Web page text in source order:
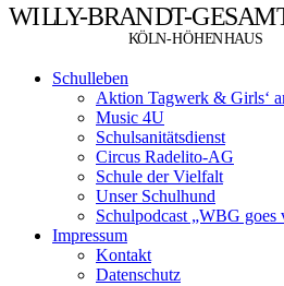
WILLY-BRANDT-GESAM
KÖLN-HÖHENHAUS
Schulleben
Aktion Tagwerk & Girls‘
Music 4U
Schulsanitätsdienst
Circus Radelito-AG
Schule der Vielfalt
Unser Schulhund
Schulpodcast „WBG goes
Impressum
Kontakt
Datenschutz